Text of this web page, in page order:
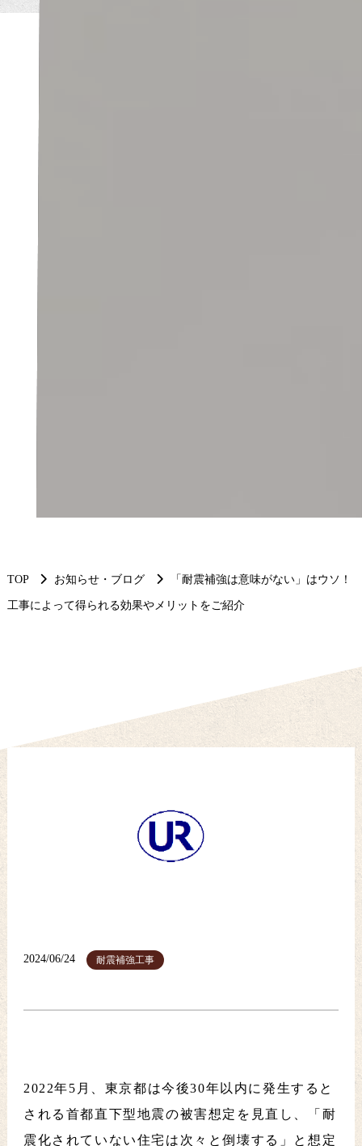
TOP お知らせ・ブログ 「耐震補強は意味がない」はウソ！
工事によって得られる効果やメリットをご紹介
2024/06/24 耐震補強工事
2022年5月、東京都は今後30年以内に発生すると
される首都直下型地震の被害想定を見直し、「耐
震化されていない住宅は次々と倒壊する」と想定